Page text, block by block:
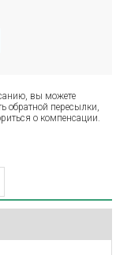
вы можете
обратной пересылки,
о компенсации.